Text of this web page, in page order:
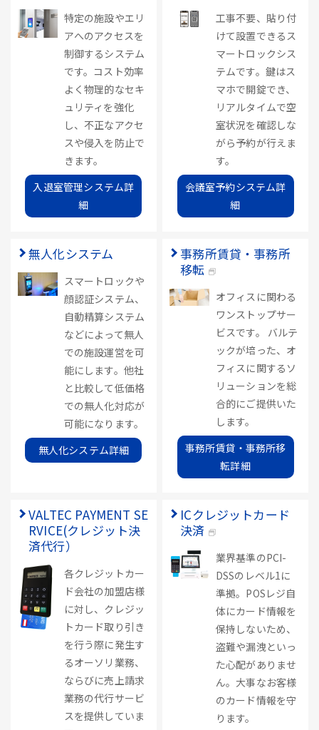
特定の施設やエリ
アへのアクセスを
制御するシステム
です。コスト効率
よく物理的なセキ
ュリティを強化
し、不正なアクセ
スや侵入を防止で
きます。
入退室管理システム詳
細
工事不要、貼り付
けて設置できるス
マートロックシス
テムです。鍵はス
マホで開錠でき、
リアルタイムで空
室状況を確認しな
がら予約が行えま
す。
会議室予約システム詳
細
無人化システム
スマートロックや
顔認証システム、
自動精算システム
などによって無人
での施設運営を可
能にします。他社
と比較して低価格
での無人化対応が
可能になります。
無人化システム詳細
事務所賃貸・事務所
移転
オフィスに関わる
ワンストップサー
ビスです。 バルテ
ックが培った、オ
フィスに関するソ
リューションを総
合的にご提供いた
します。
事務所賃貸・事務所移
転詳細
VALTEC PAYMENT SE
RVICE(クレジット決
済代行）
各クレジットカー
ド会社の加盟店様
に対し、クレジッ
トカード取り引き
を行う際に発生す
るオーソリ業務、
ならびに売上請求
業務の代行サービ
スを提供していま
ICクレジットカード
決済
業界基準のPCI-
DSSのレベル1に
準拠。POSレジ自
体にカード情報を
保持しないため、
盗難や漏洩といっ
た心配がありませ
ん。大事なお客様
のカード情報を守
ります。